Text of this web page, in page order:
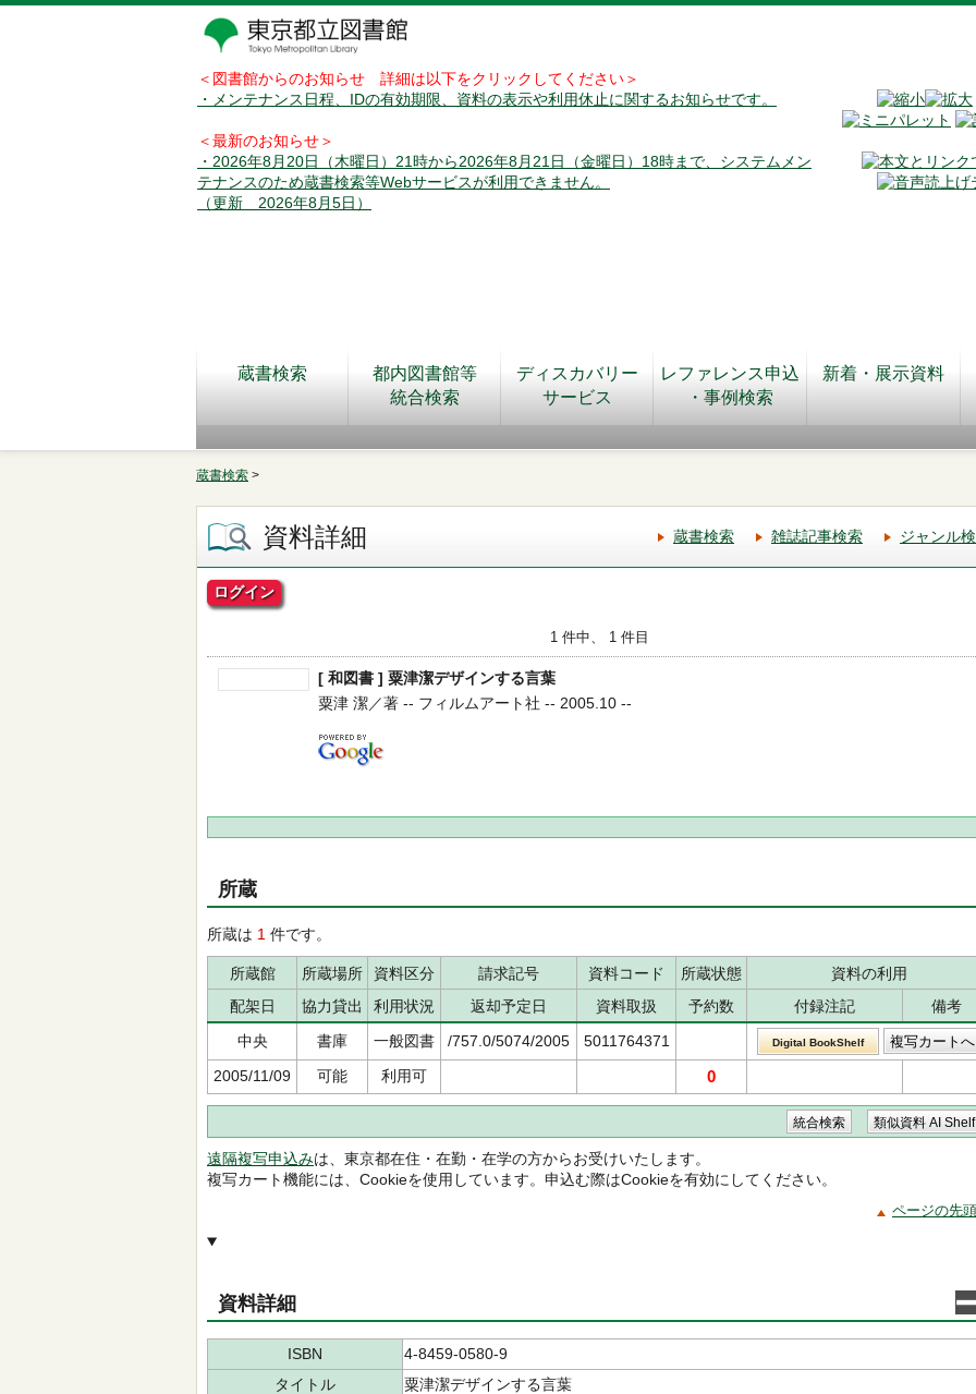
＜図書館からのお知らせ 詳細は以下をクリックしてください＞
・メンテナンス日程、IDの有効期限、資料の表示や利用休止に関するお知らせです。
＜最新のお知らせ＞
・2026年8月20日（木曜日）21時から2026年8月21日（金曜日）18時まで、システムメン
テナンスのため蔵書検索等Webサービスが利用できません。
（更新 2026年8月5日）
蔵書検索
都内図書館等
統合検索
ディスカバリー
サービス
レファレンス申込
・事例検索
新着・展示資料
蔵書検索 >
資料詳細 蔵書検索 雑誌記事検索 ジャンル
ログイン
1 件中、 1 件目
[ 和図書 ] 粟津潔デザインする言葉
粟津 潔／著 -- フィルムアート社 -- 2005.10 --
所蔵
所蔵は 1 件です。
所蔵館 所蔵場所 資料区分 請求記号 資料コード 所蔵状態
資料の利用
配架日
協力貸出 利用状況 返却予定日 資料取扱 予約数 付録注記
備考
中央
書庫 一般図書 /757.0/5074/2005 5011764371 Digital BookShelf
2005/11/09 可能 利用可 0
遠隔複写申込みは、東京都在住・在勤・在学の方からお受けいたします。
複写カート機能には、Cookieを使用しています。申込む際はCookieを有効にしてください。
ページの先
資料詳細
ISBN
4-8459-0580-9
タイトル
粟津潔デザインする言葉